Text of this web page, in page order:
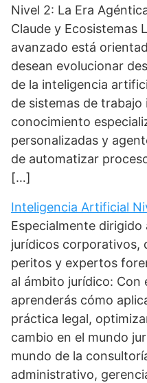
Nivel 2: La Era
Claude y Ecosistemas
avanzado está
desean evolucionar
de la inteligencia
de sistemas de
conocimiento
personalizadas y
de automatizar
[…]
Inteligencia Artificial
Especialmente dirigido
jurídicos corporativos,
peritos y expertos
al ámbito jurídico: Con
aprenderás cómo
práctica legal,
cambio en el mundo
mundo de la
administrativo,